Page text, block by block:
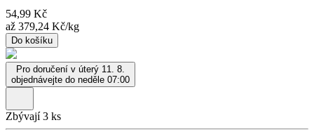
54,99 Kč
až 379,24 Kč/kg
Do košíku
Pro doručení v úterý 11. 8.
objednávejte do neděle 07:00
Zbývají 3 ks